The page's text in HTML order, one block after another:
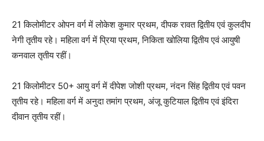
21 किलोमीटर ओपन वर्ग में लोकेश कुमार प्रथम, दीपक रावत द्वितीय एवं कुलदीप
नेगी तृतीय रहे। महिला वर्ग में प्रिया प्रथम, निकिता खोलिया द्वितीय एवं आयुषी
कनवाल तृतीय रहीं।
21 किलोमीटर 50+ आयु वर्ग में दीपेश जोशी प्रथम, नंदन सिंह द्वितीय एवं पवन
तृतीय रहे। महिला वर्ग में अनुदा तमांग प्रथम, अंजू कुटियाल द्वितीय एवं इंदिरा
दीवान तृतीय रहीं।